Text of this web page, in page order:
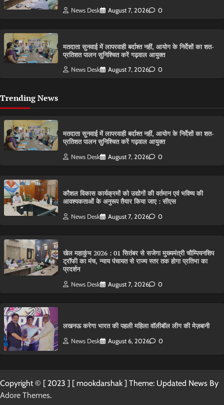
News Desk August 7, 2026 0
मतदाता सुनवाई में लापरवाही बर्दाश्त नहीं, आयोग के निर्देशों का शत-
प्रतिशत पालन सुनिश्चित करें गढ़वाल आयुक्त
News Desk August 7, 2026 0
Trending News
मतदाता सुनवाई में लापरवाही बर्दाश्त नहीं, आयोग के निर्देशों का शत-
प्रतिशत पालन सुनिश्चित करें गढ़वाल आयुक्त
News Desk August 7, 2026 0
कौशल विकास कार्यक्रमों को उद्योगों की वर्तमान एवं भविष्य की
आवश्यकताओं के अनुरूप तैयार किया जाए : सीएस
News Desk August 7, 2026 0
खेल महाकुंभ 2026 : 01 सितंबर से सजेगा मुख्यमंत्री चौम्पियनशिप
ट्रॉफी का मंच, न्याय पंचायत से राज्य स्तर तक होगा प्रतिभा का
प्रदर्शन
News Desk August 7, 2026 0
लखनऊ करेगा भारत की पहली महिला वॉलीबॉल लीग की मेज़बानी
News Desk August 6, 2026 0
Copyright © [ 2023 ] [ mookdarshak ] Theme: Updated News By
Adore Themes.